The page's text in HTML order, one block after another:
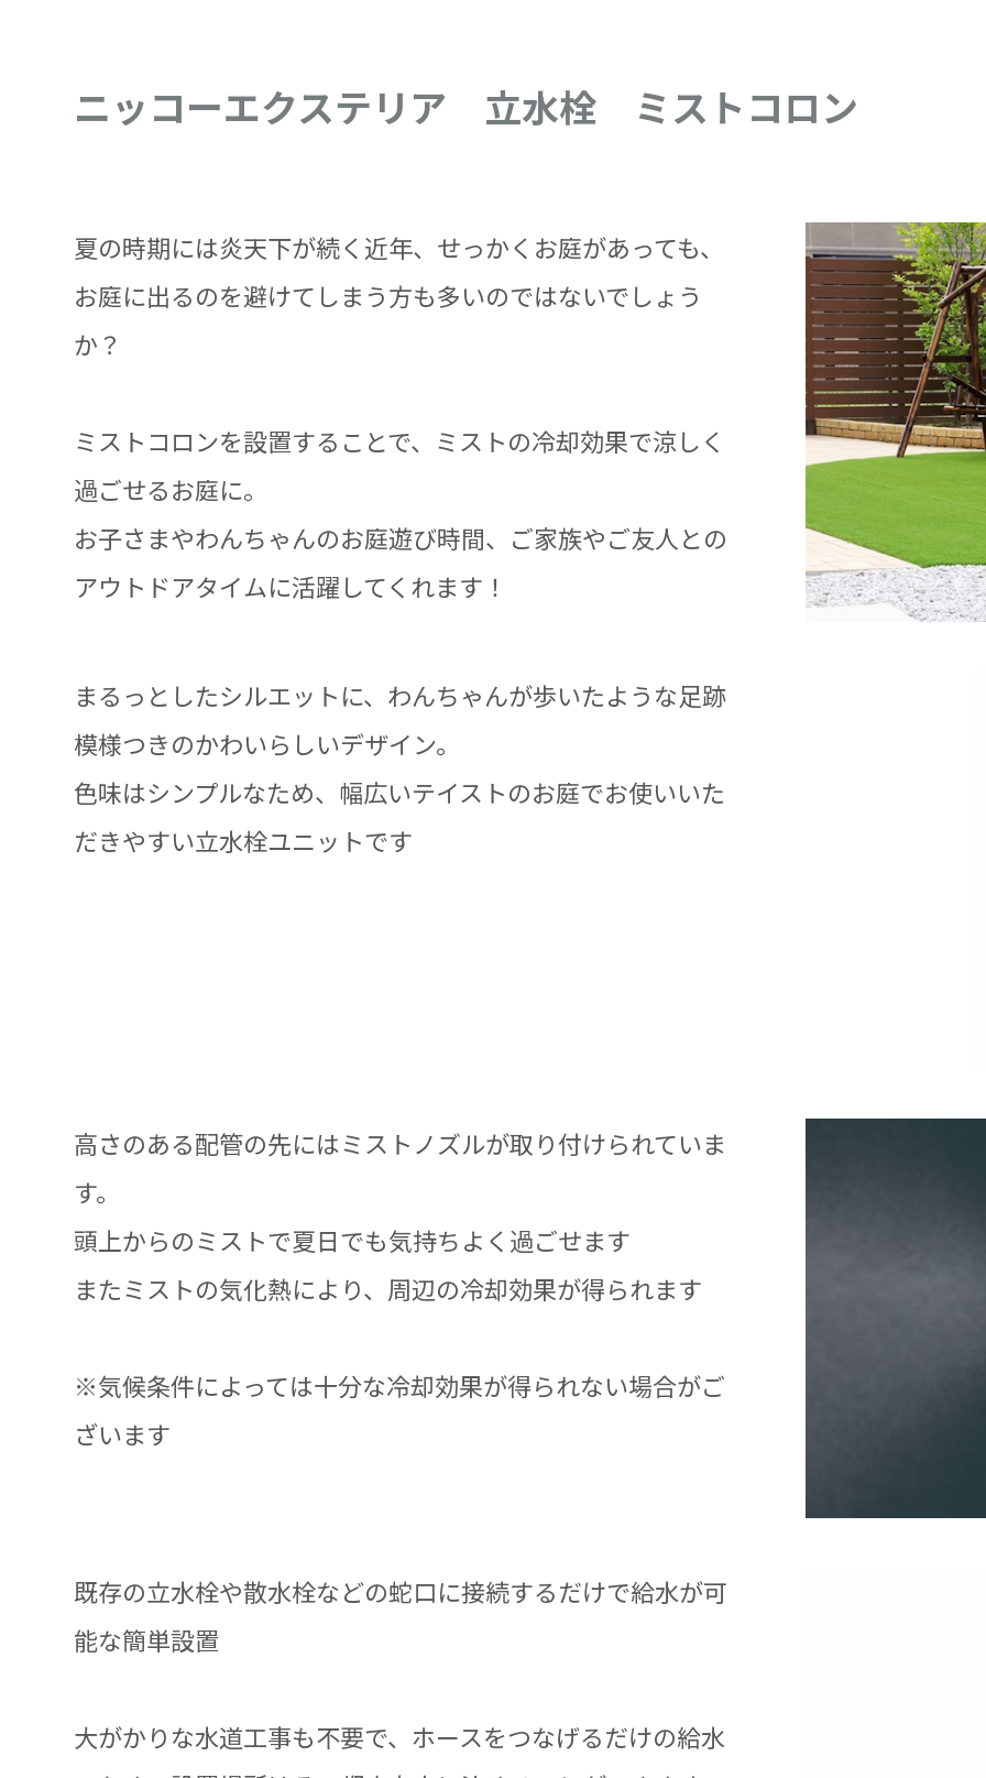
ニッコーエクステリア 立水栓 ミストコロン
夏の時期には炎天下が続く近年、せっかくお庭があっても、
お庭に出るのを避けてしまう方も多いのではないでしょう
か？
ミストコロンを設置することで、ミストの冷却効果で涼しく
過ごせるお庭に。
お子さまやわんちゃんのお庭遊び時間、ご家族やご友人との
アウトドアタイムに活躍してくれます！
まるっとしたシルエットに、わんちゃんが歩いたような足跡
模様つきのかわいらしいデザイン。
色味はシンプルなため、幅広いテイストのお庭でお使いいた
だきやすい立水栓ユニットです
高さのある配管の先にはミストノズルが取り付けられていま
す。
頭上からのミストで夏日でも気持ちよく過ごせます
またミストの気化熱により、周辺の冷却効果が得られます
※気候条件によっては十分な冷却効果が得られない場合がご
ざいます
既存の立水栓や散水栓などの蛇口に接続するだけで給水が可
能な簡単設置
大がかりな水道工事も不要で、ホースをつなげるだけの給水